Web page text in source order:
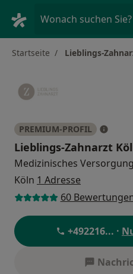
Wonach suchen Sie?
Startseite Lieblings-
PREMIUM-PROFIL
Lieblings-Zahnarzt
Medizinisches
Köln 1 Adresse
60
+492216... ·